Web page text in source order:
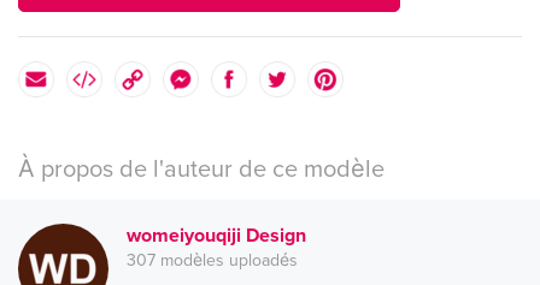
À propos de l'auteur de ce modèle
womeiyouqiji Design
307 modèles uploadés